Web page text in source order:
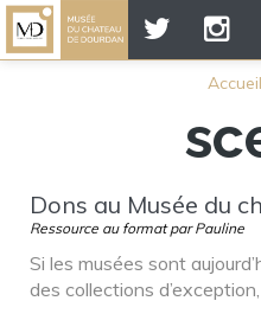
Accueil
Dons au Musée du
Ressource au format par Pauline
Si les musées sont
des collections d’exception,